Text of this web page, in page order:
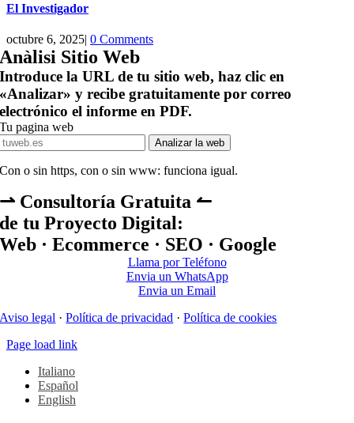
El Investigador
octubre 6, 2025| 0 Comments
Anàlisi Sitio Web
Introduce la URL de tu sitio web, haz clic en
«Analizar» y recibe gratuitamente por correo
electrónico el informe en PDF.
Tu pagina web
Analizar la web
Con o sin https, con o sin www: funciona igual.
⇀ Consultoría Gratuita ↼
de tu Proyecto Digital:
Web · Ecommerce · SEO · Google
Llama por Teléfono
Envia un WhatsApp
Envia un Email
Aviso legal ·Política de privacidad ·Política de cookies
Page load link
Italiano
Español
English